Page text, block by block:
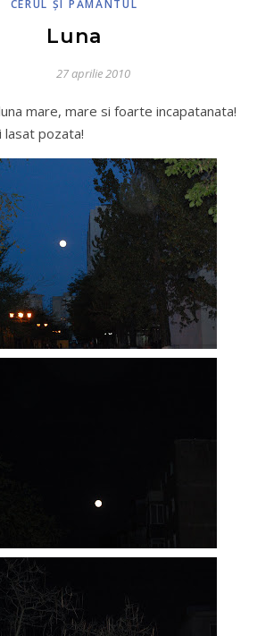
CERUL ŞI PĂMÂNTUL
Luna
27 aprilie 2010
mare, mare si foarte incapatanata!
lasat pozata!